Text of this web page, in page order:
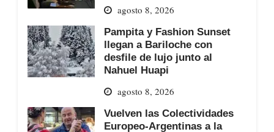
agosto 8, 2026
Pampita y Fashion Sunset
llegan a Bariloche con
desfile de lujo junto al
Nahuel Huapi
agosto 8, 2026
Vuelven las Colectividades
Europeo-Argentinas a la